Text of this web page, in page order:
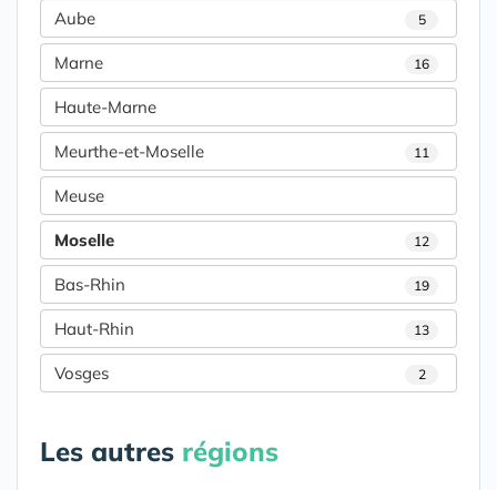
Aube 5
Marne 16
Haute-Marne
Meurthe-et-Moselle 11
Meuse
Moselle 12
Bas-Rhin 19
Haut-Rhin 13
Vosges 2
Les autres régions